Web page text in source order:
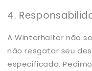
4.
A Winterhalter não
não resgatar seu
especificada.